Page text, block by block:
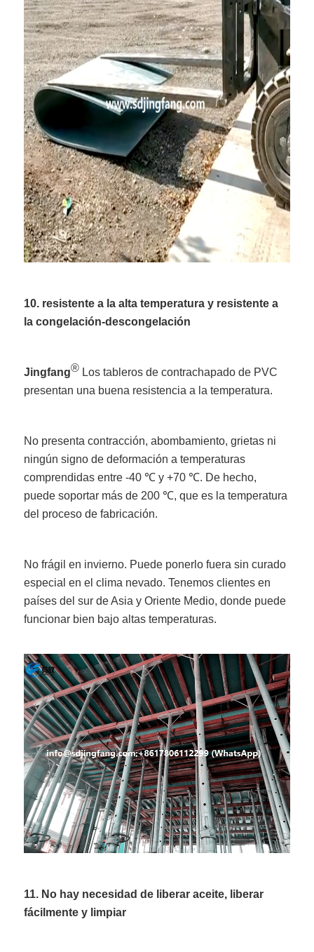
10. resistente a la alta temperatura y resistente a
la congelación-descongelación
Jingfang® Los tableros de contrachapado de PVC
presentan una buena resistencia a la temperatura.
No presenta contracción, abombamiento, grietas ni
ningún signo de deformación a temperaturas
comprendidas entre -40 ℃ y +70 ℃. De hecho,
puede soportar más de 200 ℃, que es la temperatura
del proceso de fabricación.
No frágil en invierno. Puede ponerlo fuera sin curado
especial en el clima nevado. Tenemos clientes en
países del sur de Asia y Oriente Medio, donde puede
funcionar bien bajo altas temperaturas.
11. No hay necesidad de liberar aceite, liberar
fácilmente y limpiar